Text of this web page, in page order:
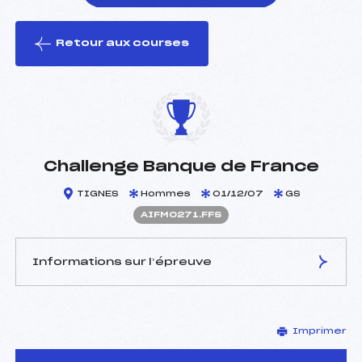
le ski
Retour aux courses
Challenge Banque de France
TIGNES Hommes 01/12/07 GS
AIFM0271.FFS
Informations sur l’épreuve
CHALCHAT MARTINE (IF)
Arbitre :
LANDEAU OLIVIER (IF)
Imprimer